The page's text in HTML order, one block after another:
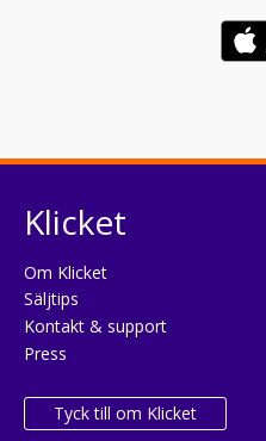
Klicket
Om Klicket
Säljtips
Kontakt & support
Press
Tyck till om Klicket